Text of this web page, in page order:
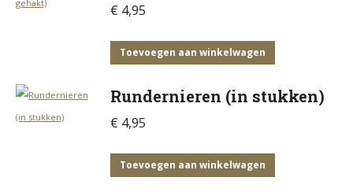
€ 4,95
Toevoegen aan winkelwagen
Rundernieren (in stukken)
€ 4,95
Toevoegen aan winkelwagen